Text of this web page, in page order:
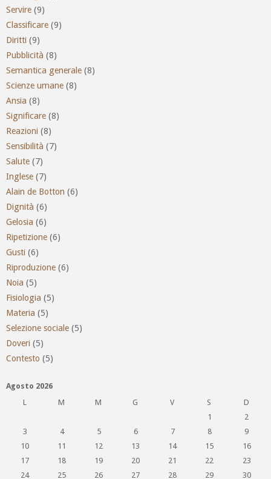
Servire (9)
Classificare (9)
Diritti (9)
Pubblicità (8)
Semantica generale (8)
Scienze umane (8)
Ansia (8)
Significare (8)
Reazioni (8)
Sensibilità (7)
Salute (7)
Inglese (7)
Alain de Botton (6)
Dignità (6)
Gelosia (6)
Ripetizione (6)
Gusti (6)
Riproduzione (6)
Noia (5)
Fisiologia (5)
Materia (5)
Selezione sociale (5)
Doveri (5)
Contesto (5)
Agosto 2026
L
M M G V S
D
1
2
3
4 5 6 7 8
9
10
11 12 13 14 15
16
17
18 19 20 21 22
23
24
25 26 27 28 29 30